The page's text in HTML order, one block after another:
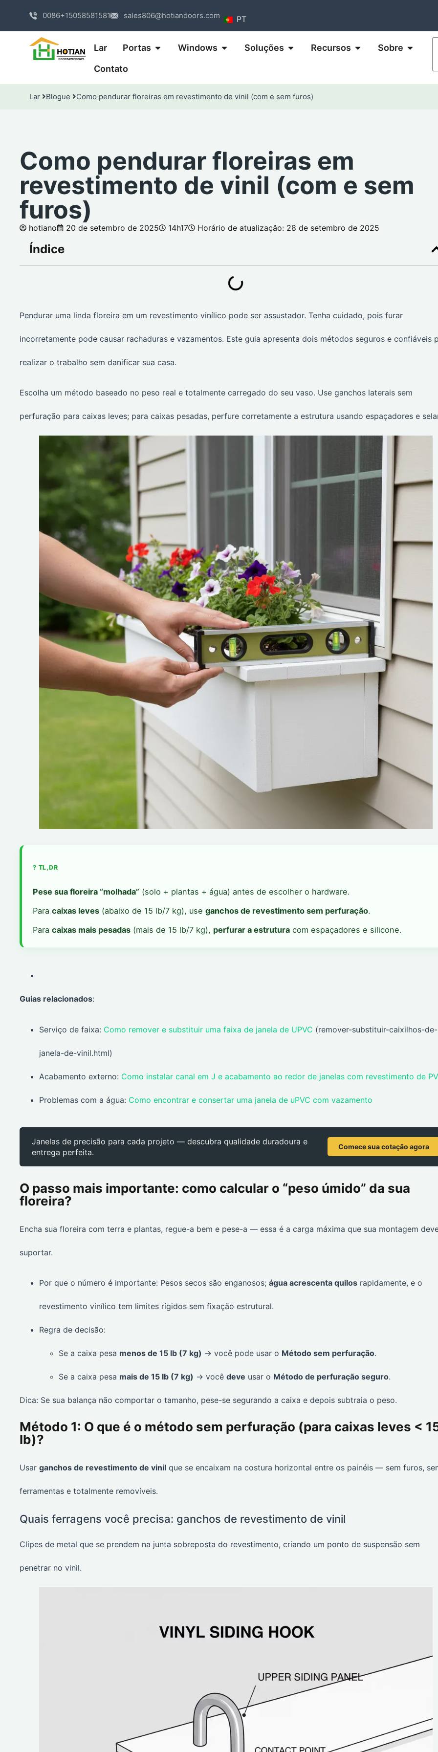
0086+15058581581 sales806@hotiandoors.com PT
Lar Portas Windows Soluções Recursos Sobre
Contato
Lar Blogue Como pendurar floreiras em revestimento de vinil (com e sem furos)
Como pendurar floreiras em
revestimento de vinil (com e sem
furos)
hotiano 20 de setembro de 2025 14h17 Horário de atualização: 28 de setembro de 2025
Índice
Pendurar uma linda floreira em um revestimento vinílico pode ser assustador. Tenha cuidado, pois furar
incorretamente pode causar rachaduras e vazamentos. Este guia apresenta dois métodos seguros e confiáveis
realizar o trabalho sem danificar sua casa.
Escolha um método baseado no peso real e totalmente carregado do seu vaso. Use ganchos laterais sem
perfuração para caixas leves; para caixas pesadas, perfure corretamente a estrutura usando espaçadores e
Pese sua floreira “molhada” (solo + plantas + água) antes de escolher o hardware.
Para caixas leves (abaixo de 15 lb/7 kg), use ganchos de revestimento sem perfuração.
Para caixas mais pesadas (mais de 15 lb/7 kg), perfurar a estrutura com espaçadores e silicone.
Guias relacionados:
Serviço de faixa: Como remover e substituir uma faixa de janela de UPVC (remover-substituir-caixilhos-de-
janela-de-vinil.html)
Acabamento externo: Como instalar canal em J e acabamento ao redor de janelas com revestimento de
Problemas com a água: Como encontrar e consertar uma janela de uPVC com vazamento
Janelas de precisão para cada projeto — descubra qualidade duradoura e
entrega perfeita.
Comece sua cotação agora
O passo mais importante: como calcular o “peso úmido” da sua
floreira?
Encha sua floreira com terra e plantas, regue-a bem e pese-a — essa é a carga máxima que sua montagem
suportar.
Por que o número é importante: Pesos secos são enganosos; água acrescenta quilos rapidamente, e o
revestimento vinílico tem limites rígidos sem fixação estrutural.
Regra de decisão:
Se a caixa pesa menos de 15 lb (7 kg) → você pode usar o Método sem perfuração.
Se a caixa pesa mais de 15 lb (7 kg) → você deve usar o Método de perfuração seguro.
Dica: Se sua balança não comportar o tamanho, pese-se segurando a caixa e depois subtraia o peso.
Método 1: O que é o método sem perfuração (para caixas leves <
lb)?
Usar ganchos de revestimento de vinil que se encaixam na costura horizontal entre os painéis — sem furos,
ferramentas e totalmente removíveis.
Quais ferragens você precisa: ganchos de revestimento de vinil
Clipes de metal que se prendem na junta sobreposta do revestimento, criando um ponto de suspensão sem
penetrar no vinil.